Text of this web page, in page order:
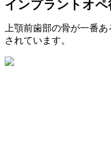
インプラントオペ
上顎前歯部の骨が一番
されています。